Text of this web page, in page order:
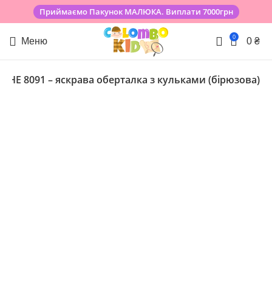
Приймаємо Пакунок МАЛЮКА. Виплати 7000грн
Меню 0 0 ₴
HE 8091 – яскрава оберталка з кульками (бірюзова)